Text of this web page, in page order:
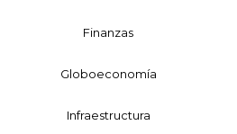
Finanzas
Globoeconomía
Infraestructura